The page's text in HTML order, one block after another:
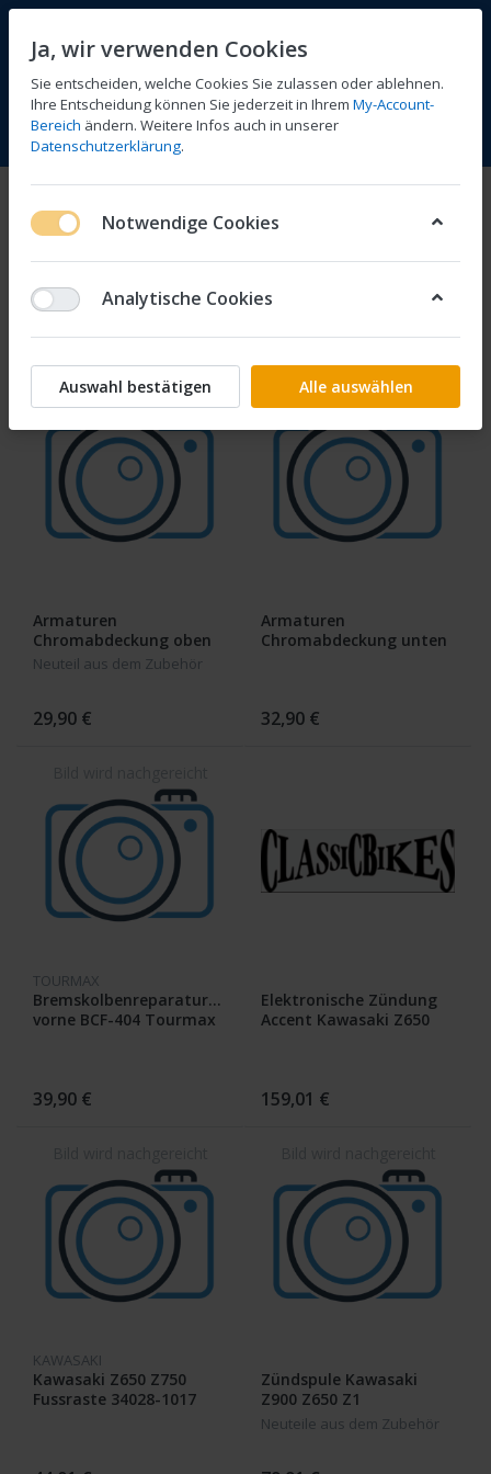
Menü Anmelden Vergleichen Wunschliste
Z 650
Filtern Sortieren
Armaturen
Chromabdeckung oben
Kawasaki Z650-1000
Neuteil aus dem Zubehör
29,90 €
Armaturen
Chromabdeckung unten
32,90 €
TOURMAX
Bremskolbenreparatursatz
vorne BCF-404 Tourmax
39,90 €
Elektronische Zündung
Accent Kawasaki Z650
159,01 €
KAWASAKI
Kawasaki Z650 Z750
Fussraste 34028-1017
Zündspule Kawasaki
Z900 Z650 Z1
Neuteile aus dem Zubehör
Ja, wir verwenden Cookies
Sie entscheiden, welche Cookies Sie zulassen oder ablehnen.
Ihre Entscheidung können Sie jederzeit in Ihrem My-Account-
Bereich ändern. Weitere Infos auch in unserer
Datenschutzerklärung.
Notwendige Cookies
Analytische Cookies
Auswahl bestätigen Alle auswählen